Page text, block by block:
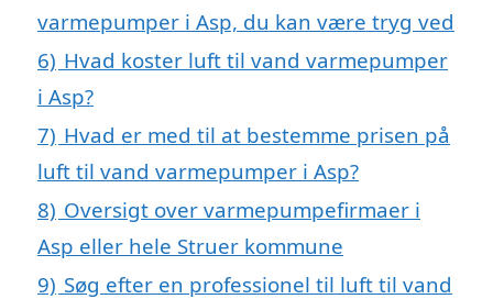
varmepumper i Asp, du kan være tryg ved
6) Hvad koster luft til vand varmepumper
i Asp?
7) Hvad er med til at bestemme prisen på
luft til vand varmepumper i Asp?
8) Oversigt over varmepumpefirmaer i
Asp eller hele Struer kommune
9) Søg efter en professionel til luft til vand